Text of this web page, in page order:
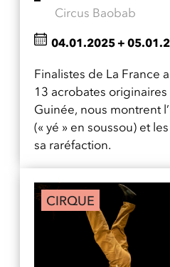
Circus Baobab
Finalistes de La France
13 acrobates
Guinée, nous montrent
(« yé » en soussou) et
sa raréfaction.
04.01.2025+
CIRQUE